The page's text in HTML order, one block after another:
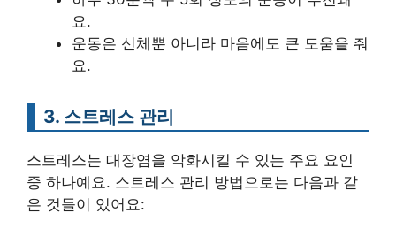
요.
운동은 신체뿐 아니라 마음에도 큰 도움을 줘
요.
3. 스트레스 관리
스트레스는 대장염을 악화시킬 수 있는 주요 요인
중 하나예요. 스트레스 관리 방법으로는 다음과 같
은 것들이 있어요: